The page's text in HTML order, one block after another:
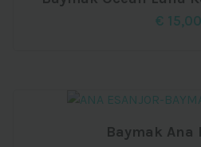
€ 15,00
Baymak Ana